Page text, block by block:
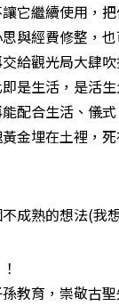
它繼續使用，把
與經費修整，也
給觀光局大肆吹
是生活，是活
配合生活、儀
金埋在土裡，
成熟的想法(我
教育，崇敬古